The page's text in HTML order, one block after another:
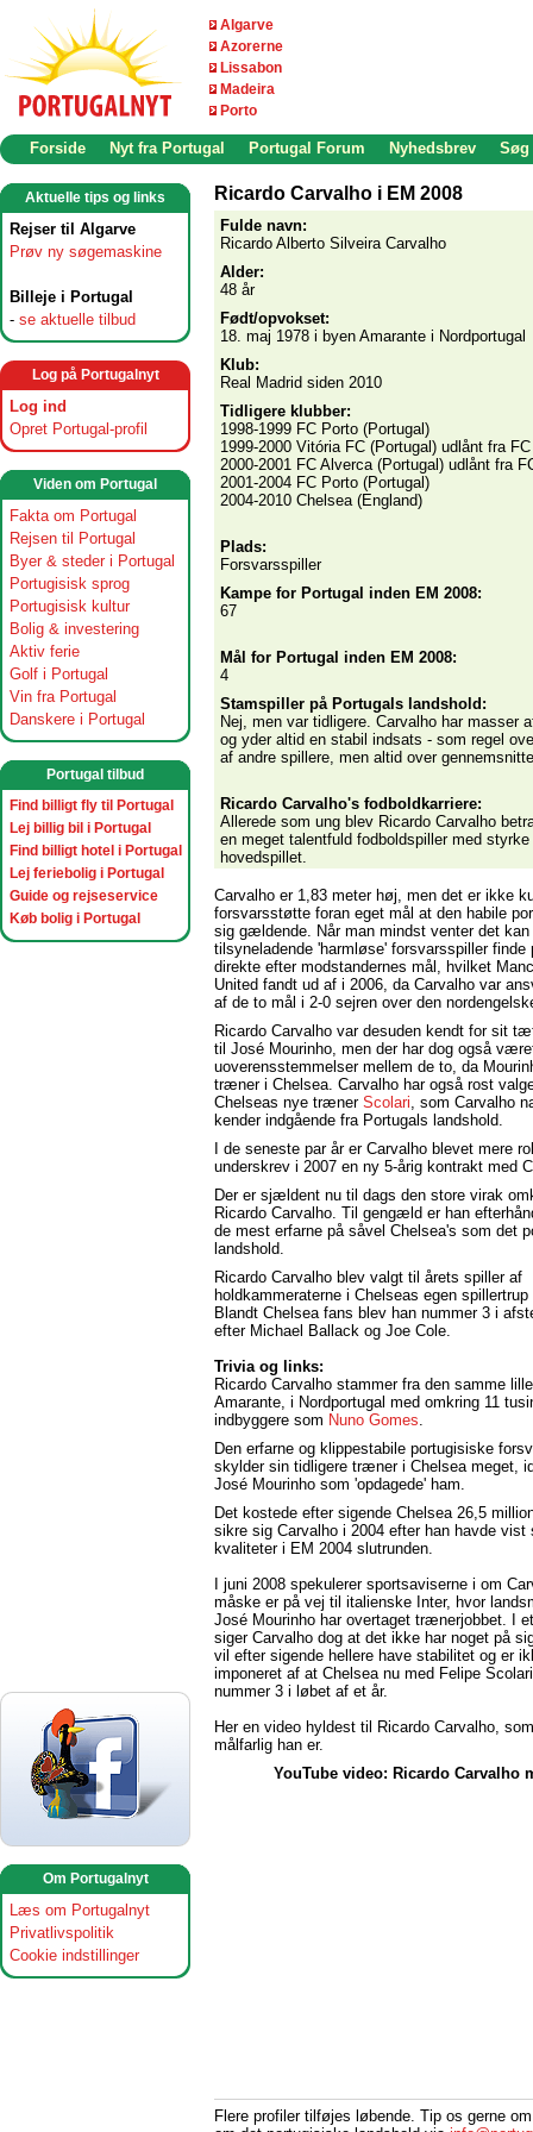
Algarve
Azorerne
Lissabon
Madeira
Porto
Forside Nyt fra Portugal Portugal Forum Nyhedsbrev Søg
Aktuelle tips og links
Rejser til Algarve
Prøv ny søgemaskine
Billeje i Portugal
- se aktuelle tilbud
Log på Portugalnyt
Log ind
Opret Portugal-profil
Viden om Portugal
Fakta om Portugal
Rejsen til Portugal
Byer & steder i Portugal
Portugisisk sprog
Portugisisk kultur
Bolig & investering
Aktiv ferie
Golf i Portugal
Vin fra Portugal
Danskere i Portugal
Portugal tilbud
Find billigt fly til Portugal
Lej billig bil i Portugal
Find billigt hotel i Portugal
Lej feriebolig i Portugal
Guide og rejseservice
Køb bolig i Portugal
Om Portugalnyt
Læs om Portugalnyt
Privatlivspolitik
Cookie indstillinger
Ricardo Carvalho i EM 2008
Fulde navn:
Ricardo Alberto Silveira Carvalho
Alder:
48 år
Født/opvokset:
18. maj 1978 i byen Amarante i Nordportugal
Klub:
Real Madrid siden 2010
Tidligere klubber:
1998-1999 FC Porto (Portugal)
1999-2000 Vitória FC (Portugal) udlånt fra
2000-2001 FC Alverca (Portugal) udlånt fra
2001-2004 FC Porto (Portugal)
2004-2010 Chelsea (England)
Plads:
Forsvarsspiller
Kampe for Portugal inden EM 2008:
67
Mål for Portugal inden EM 2008:
4
Stamspiller på Portugals landshold:
Nej, men var tidligere. Carvalho har masser
og yder altid en stabil indsats - som regel
af andre spillere, men altid over
Ricardo Carvalho's fodboldkarriere:
Allerede som ung blev Ricardo Carvalho
en meget talentfuld fodboldspiller med
hovedspillet.
Carvalho er 1,83 meter høj, men det er ikke
forsvarsstøtte foran eget mål at den habile
sig gældende. Når man mindst venter det kan
tilsyneladende 'harmløse' forsvarsspiller finde
direkte efter modstandernes mål, hvilket
United fandt ud af i 2006, da Carvalho var
af de to mål i 2-0 sejren over den
Ricardo Carvalho var desuden kendt for sit
til José Mourinho, men der har dog også
uoverensstemmelser mellem de to, da
træner i Chelsea. Carvalho har også rost
Chelseas nye træner Scolari, som Carvalho
kender indgående fra Portugals landshold.
I de seneste par år er Carvalho blevet mere
underskrev i 2007 en ny 5-årig kontrakt med
Der er sjældent nu til dags den store virak
Ricardo Carvalho. Til gengæld er han
de mest erfarne på såvel Chelsea's som det
landshold.
Ricardo Carvalho blev valgt til årets spiller af
holdkammeraterne i Chelseas egen spillertrup
Blandt Chelsea fans blev han nummer 3 i
efter Michael Ballack og Joe Cole.
Trivia og links:
Ricardo Carvalho stammer fra den samme
Amarante, i Nordportugal med omkring 11
indbyggere som Nuno Gomes.
Den erfarne og klippestabile portugisiske
skylder sin tidligere træner i Chelsea meget,
José Mourinho som 'opdagede' ham.
Det kostede efter sigende Chelsea 26,5
sikre sig Carvalho i 2004 efter han havde vist
kvaliteter i EM 2004 slutrunden.
I juni 2008 spekulerer sportsaviserne i om
måske er på vej til italienske Inter, hvor
José Mourinho har overtaget trænerjobbet. I
siger Carvalho dog at det ikke har noget på
vil efter sigende hellere have stabilitet og er
imponeret af at Chelsea nu med Felipe
nummer 3 i løbet af et år.
Her en video hyldest til Ricardo Carvalho,
målfarlig han er.
YouTube video: Ricardo Carvalho
Flere profiler tilføjes løbende. Tip os gerne